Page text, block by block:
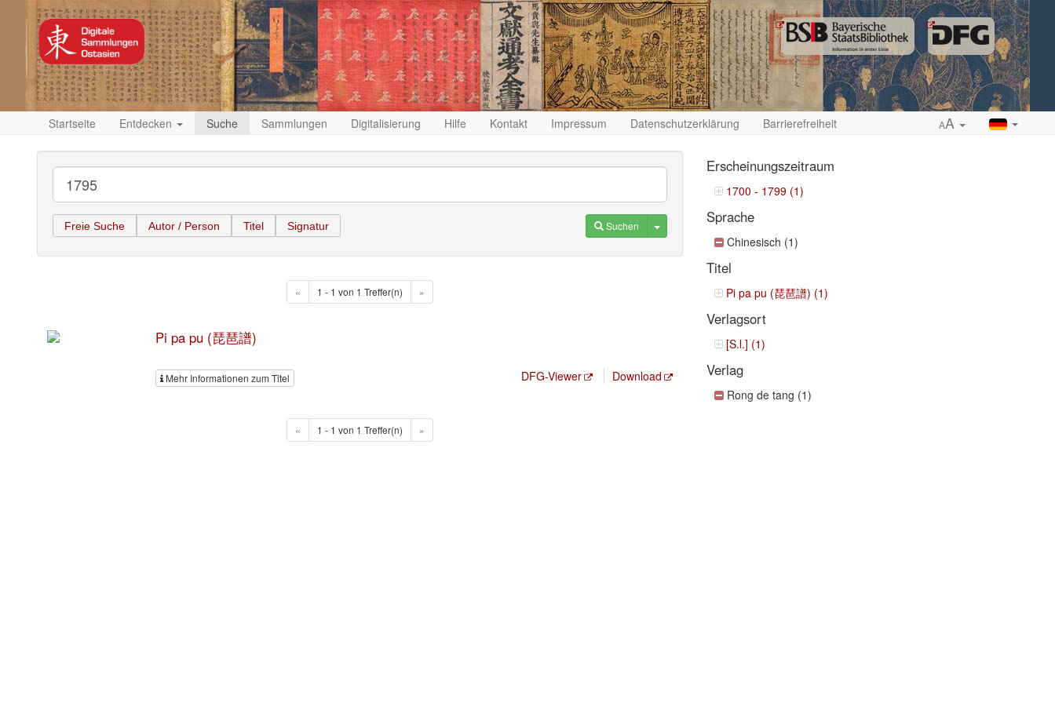
Startseite Entdecken Suche Sammlungen Digitalisierung Hilfe Kontakt Impressum Datenschutzerklärung Barrierefreiheit AA
Freie Suche Autor / Person Titel Signatur Suchen Toggle Dropdown
« 1 - 1 von 1 Treffer(n) »
Pi pa pu (琵琶譜)
Mehr Informationen zum Titel DFG-Viewer Download
« 1 - 1 von 1 Treffer(n) »
Erscheinungszeitraum
1700 - 1799 (1)
Sprache
Chinesisch (1)
Titel
Pi pa pu (琵琶譜) (1)
Verlagsort
[S.l.] (1)
Verlag
Rong de tang (1)